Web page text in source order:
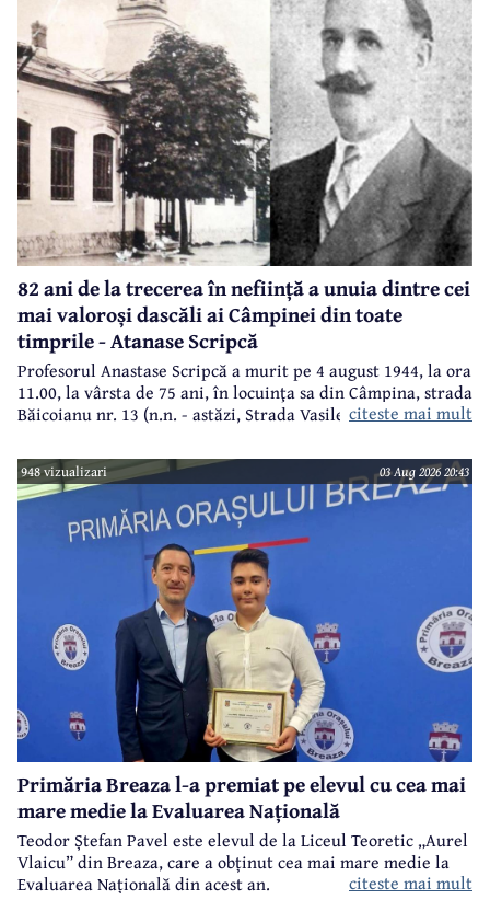
82 ani de la trecerea în neființă a unuia dintre cei
mai valoroși dascăli ai Câmpinei din toate
timprile - Atanase Scripcă
Profesorul Anastase Scripcă a murit pe 4 august 1944, la ora
11.00, la vârsta de 75 ani, în locuinţa sa din Câmpina, strada
Băicoianu nr. 13 (n.n. - astăzi, Strada Vasile Alecsandri).
Ulterior, meşterul popular Nicolae Goage aşează aici, în
memoria sa şi a soţiei, Maria Scripcă, o troiţă din lemn
sculptat,care astăzi, din păcate, nu mai există.
citeste mai mult
948 vizualizari 03 Aug 2026 20:43
Primăria Breaza l-a premiat pe elevul cu cea mai
mare medie la Evaluarea Națională
Teodor Ștefan Pavel este elevul de la Liceul Teoretic „Aurel
Vlaicu” din Breaza, care a obținut cea mai mare medie la
Evaluarea Națională din acest an.
citeste mai mult